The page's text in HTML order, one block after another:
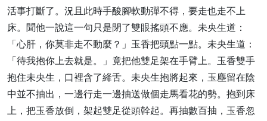
活事打斷了。況且此時手酸腳軟動彈不得，要走也走不上
床。聞他一說這一句只是閉了雙眼搖頭不應。未央生道：
「心肝，你莫非走不動麼？」玉香把頭點一點。未央生道：
「待我抱你上去就是。」竟把他雙足架在手臂上。玉香雙手
抱住未央生，口裡含了絳舌。未央生抱將起來，玉塵留在陰
中並不抽出，一邊行走一邊抽送做個走馬看花的勢。抱到床
上，把玉香放倒，架起雙足從頭幹起。再抽數百抽，玉香忽